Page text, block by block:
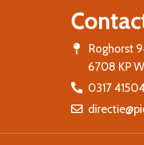
Roghorst
6708 KP
0317